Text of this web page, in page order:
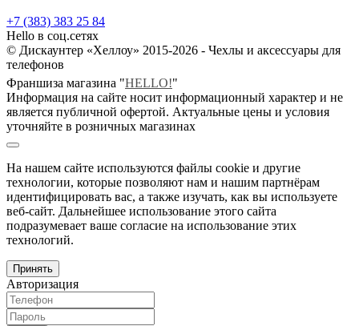
+7 (383) 383 25 84
Hello в соц.сетях
© Дискаунтер «Хеллоу» 2015-2026 - Чехлы и аксессуары для
телефонов
Франшиза магазина "HELLO!"
Информация на сайте носит информационный характер и не
является публичной офертой. Актуальные цены и условия
уточняйте в розничных магазинах
На нашем сайте используются файлы cookie и другие
технологии, которые позволяют нам и нашим партнёрам
идентифицировать вас, а также изучать, как вы используете
веб-сайт. Дальнейшее использование этого сайта
подразумевает ваше согласие на использование этих
технологий.
Принять
Авторизация